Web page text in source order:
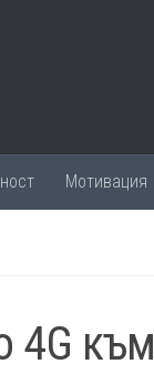
Мотивация
4G към